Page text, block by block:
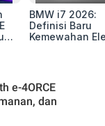
BMW i7 2026:
Definisi Baru
Kemewahan
e-4ORCE
dan